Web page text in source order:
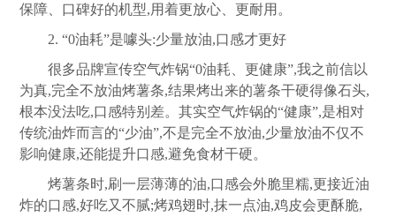
保障、口碑好的机型,用着更放心、更耐用。
2. “0油耗”是噱头:少量放油,口感才更好
很多品牌宣传空气炸锅“0油耗、更健康”,我之前信以
为真,完全不放油烤薯条,结果烤出来的薯条干硬得像石头,
根本没法吃,口感特别差。其实空气炸锅的“健康”,是相对
传统油炸而言的“少油”,不是完全不放油,少量放油不仅不
影响健康,还能提升口感,避免食材干硬。
烤薯条时,刷一层薄薄的油,口感会外脆里糯,更接近油
炸的口感,好吃又不腻;烤鸡翅时,抹一点油,鸡皮会更酥脆,